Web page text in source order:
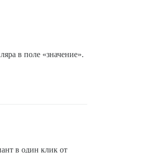
в поле «значение».
в один клик от